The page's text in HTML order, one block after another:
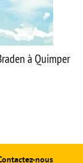
à Quimper
nous